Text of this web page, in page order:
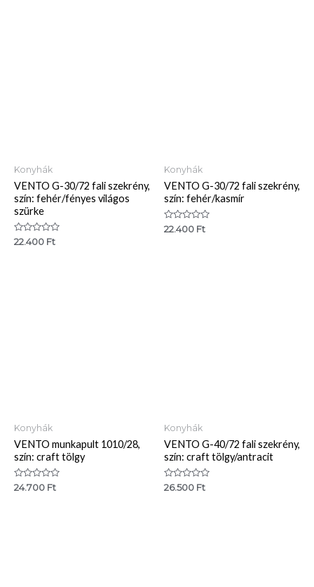
Konyhák
VENTO G-30/72 fali szekrény,
szín: fehér/fényes világos
szürke
Értékelés:
0
22.400 Ft
Konyhák
VENTO G-30/72 fali szekrény,
szín: fehér/kasmír
Értékelés:
0
22.400 Ft
Konyhák
VENTO munkapult 1010/28,
szín: craft tölgy
Értékelés:
0
24.700 Ft
Konyhák
VENTO G-40/72 fali szekrény,
szín: craft tölgy/antracit
Értékelés:
0
26.500 Ft